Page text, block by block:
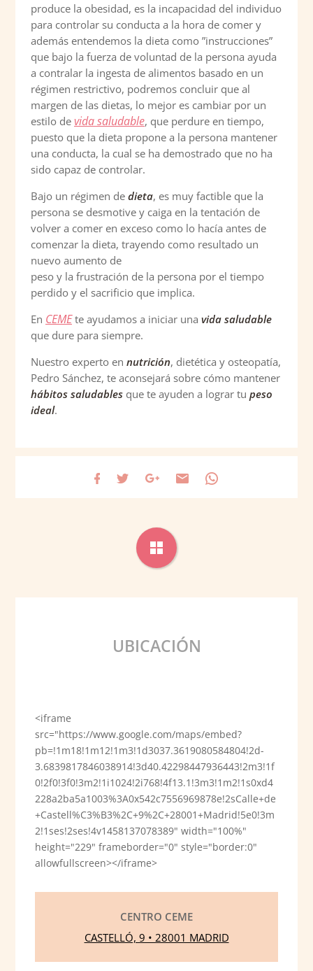
produce la obesidad, es la incapacidad del individuo
para controlar su conducta a la hora de comer y
además entendemos la dieta como ”instrucciones”
que bajo la fuerza de voluntad de la persona ayuda
a contralar la ingesta de alimentos basado en un
régimen restrictivo, podremos concluir que al
margen de las dietas, lo mejor es cambiar por un
estilo de vida saludable, que perdure en tiempo,
puesto que la dieta propone a la persona mantener
una conducta, la cual se ha demostrado que no ha
sido capaz de controlar.
Bajo un régimen de dieta, es muy factible que la
persona se desmotive y caiga en la tentación de
volver a comer en exceso como lo hacía antes de
comenzar la dieta, trayendo como resultado un
nuevo aumento de
peso y la frustración de la persona por el tiempo
perdido y el sacrificio que implica.
En CEMEte ayudamos a iniciar una vida saludable
que dure para siempre.
Nuestro experto en nutrición, dietética y osteopatía,
Pedro Sánchez, te aconsejará sobre cómo mantener
hábitos saludablesque te ayuden a lograr tu peso
ideal.
UBICACIÓN
<iframe
src="https://www.google.com/maps/embed?
pb=!1m18!1m12!1m3!1d3037.3619080584804!2d-
3.6839817846038914!3d40.42298447936443!2m3!1f
0!2f0!3f0!3m2!1i1024!2i768!4f13.1!3m3!1m2!1s0xd4
228a2ba5a1003%3A0x542c7556969878e!2sCalle+de
+Castell%C3%B3%2C+9%2C+28001+Madrid!5e0!3m
2!1ses!2ses!4v1458137078389" width="100%"
height="229" frameborder="0" style="border:0"
allowfullscreen></iframe>
CENTRO CEME
CASTELLÓ, 9 • 28001 MADRID